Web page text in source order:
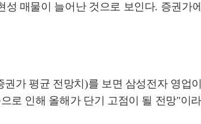
매물이 늘어난 것으로 보인다. 증권
가 평균 전망치)를 보면 삼성전자 영업
로 인해 올해가 단기 고점이 될 전망"이